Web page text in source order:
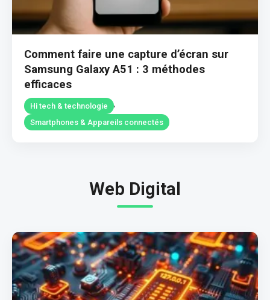
Comment faire une capture d’écran sur
Samsung Galaxy A51 : 3 méthodes
efficaces
Hi tech & technologie
Smartphones & Appareils connectés
Web Digital